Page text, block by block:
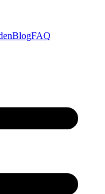
BlogFAQ